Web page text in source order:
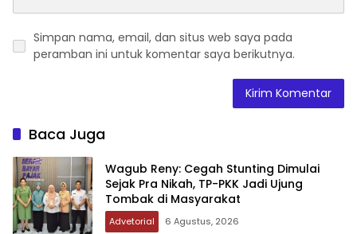
Simpan nama, email, dan situs web saya pada
peramban ini untuk komentar saya berikutnya.
Baca Juga
Wagub Reny: Cegah Stunting Dimulai
Sejak Pra Nikah, TP-PKK Jadi Ujung
Tombak di Masyarakat
Advetorial 6 Agustus, 2026